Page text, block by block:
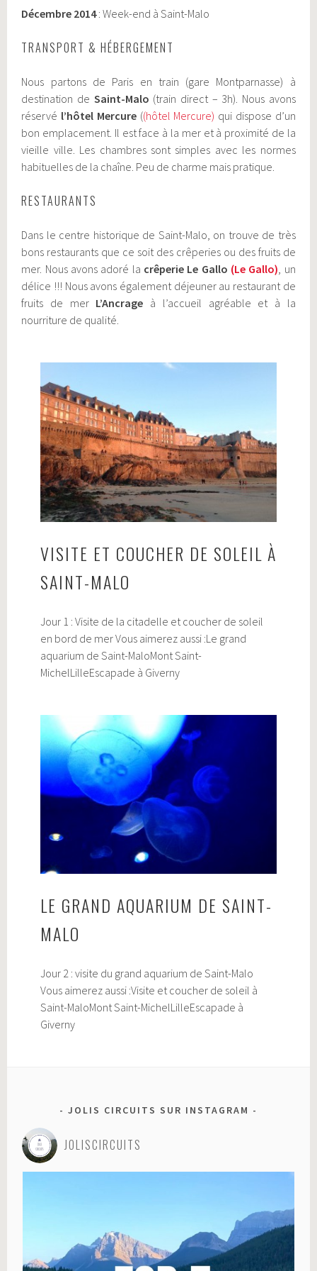
Décembre 2014: Week-end à Saint-Malo
TRANSPORT & HÉBERGEMENT
Nous partons de Paris en train (gare Montparnasse) à
destination de Saint-Malo (train direct – 3h). Nous avons
réservé l’hôtel Mercure((hôtel Mercure) qui dispose d’un
bon emplacement. Il est face à la mer et à proximité de la
vieille ville. Les chambres sont simples avec les normes
habituelles de la chaîne. Peu de charme mais pratique.
RESTAURANTS
Dans le centre historique de Saint-Malo, on trouve de très
bons restaurants que ce soit des crêperies ou des fruits de
mer. Nous avons adoré la crêperie Le Gallo (Le Gallo), un
délice !!! Nous avons également déjeuner au restaurant de
fruits de mer L’Ancrage à l’accueil agréable et à la
nourriture de qualité.
VISITE ET COUCHER DE SOLEIL À
SAINT-MALO
Jour 1 : Visite de la citadelle et coucher de soleil
en bord de mer Vous aimerez aussi :Le grand
aquarium de Saint-MaloMont Saint-
MichelLilleEscapade à Giverny
LE GRAND AQUARIUM DE SAINT-
MALO
Jour 2 : visite du grand aquarium de Saint-Malo
Vous aimerez aussi :Visite et coucher de soleil à
Saint-MaloMont Saint-MichelLilleEscapade à
Giverny
JOLIS CIRCUITS SUR INSTAGRAM
JOLISCIRCUITS